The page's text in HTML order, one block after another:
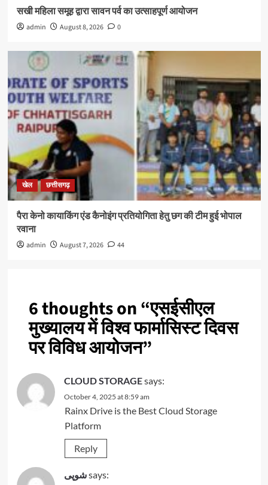
सखी महिला समूह द्वारा सावन पर्व का उत्साहपूर्ण आयोजन
admin August 8, 2026 0
खेल छत्तीसगढ़
पैरा केनो कायाकिंग एंड कैनोइंग प्रतियोगिता हेतु छग की टीम हुई भोपाल
रवाना
admin August 7, 2026 44
6 thoughts on “एसईसीएल
मुख्यालय में विश्व फार्मासिस्ट दिवस
पर विविध आयोजन”
CLOUD STORAGEsays:
October 4, 2025 at 8:59 am
Rainx Drive is the Best Cloud Storage
Platform
Reply
شوپیsays: